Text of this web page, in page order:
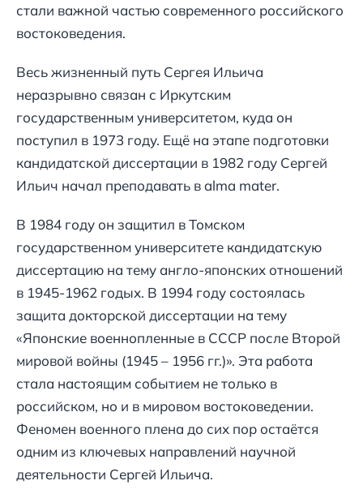
стали важной частью современного российского
востоковедения.
Весь жизненный путь Сергея Ильича
неразрывно связан с Иркутским
государственным университетом, куда он
поступил в 1973 году. Ещё на этапе подготовки
кандидатской диссертации в 1982 году Сергей
Ильич начал преподавать в alma mater.
В 1984 году он защитил в Томском
государственном университете кандидатскую
диссертацию на тему англо-японских отношений
в 1945-1962 годых. В 1994 году состоялась
защита докторской диссертации на тему
«Японские военнопленные в СССР после Второй
мировой войны (1945 – 1956 гг.)». Эта работа
стала настоящим событием не только в
российском, но и в мировом востоковедении.
Феномен военного плена до сих пор остаётся
одним из ключевых направлений научной
деятельности Сергей Ильича.